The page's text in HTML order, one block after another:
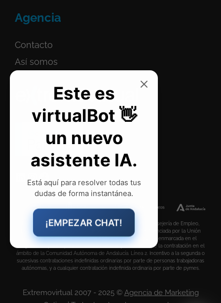
Agencia
Contacto
Así somos
Extremovirtual S.L.U. ha recibido una subvención de la Consejería de Empleo,
Empresa y Trabajo Autónomo de la Junta de Andalucía, financiada por la Unión
Europea con cargo al Programa FSE+ Andalucía 2021-2027, enmarcada en el
Programa Emplea-T, para la inserción laboral y el fomento de la contratación en el
ámbito de la Comunidad Autónoma de Andalucía. Línea 2. Incentivo a la segunda o
sucesivas contrataciones indefinidas ordinarias por parte de personas trabajadoras
autónomas, y a cualquier contratación indefinida ordinaria por parte de pymes.
Extremovirtual 2007 - 2025 © Agencia de Marketing
Este es
virtualBot 👋
un nuevo
asistente IA.
Está aquí para resolver todas tus
dudas de forma instantánea.
¡EMPEZAR CHAT!